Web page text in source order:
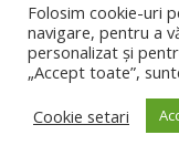
Folosim cookie-uri
navigare, pentru a
personalizat și
„Accept toate”,
Cookie setari